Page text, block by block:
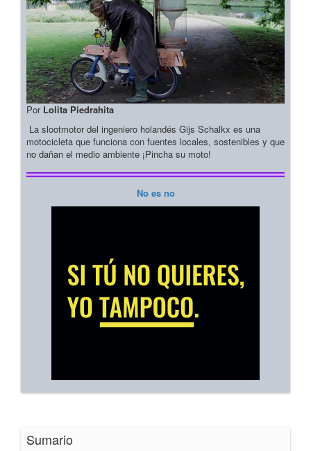
Por Lolita Piedrahita
La slootmotor del ingeniero holandés Gijs Schalkx es una
motocicleta que funciona con fuentes locales, sostenibles y que
no dañan el medio ambiente ¡Pincha su moto!
No es no
Sumario